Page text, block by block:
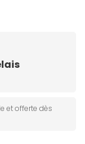
et offerte dès